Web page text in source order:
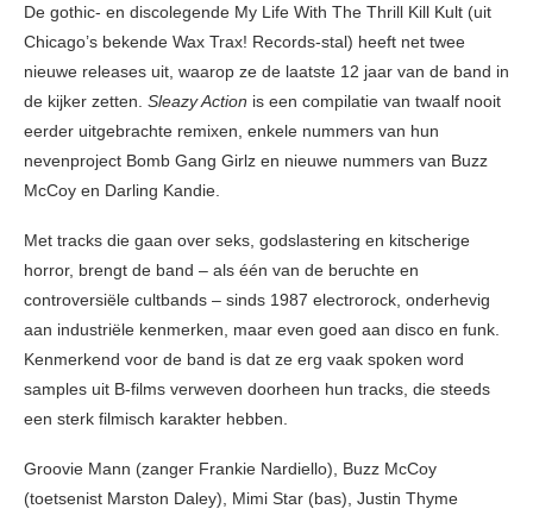
De gothic- en discolegende My Life With The Thrill Kill Kult (uit
Chicago’s bekende Wax Trax! Records-stal) heeft net twee
nieuwe releases uit, waarop ze de laatste 12 jaar van de band in
de kijker zetten. Sleazy Action is een compilatie van twaalf nooit
eerder uitgebrachte remixen, enkele nummers van hun
nevenproject Bomb Gang Girlz en nieuwe nummers van Buzz
McCoy en Darling Kandie.
Met tracks die gaan over seks, godslastering en kitscherige
horror, brengt de band – als één van de beruchte en
controversiële cultbands – sinds 1987 electrorock, onderhevig
aan industriële kenmerken, maar even goed aan disco en funk.
Kenmerkend voor de band is dat ze erg vaak spoken word
samples uit B-films verweven doorheen hun tracks, die steeds
een sterk filmisch karakter hebben.
Groovie Mann (zanger Frankie Nardiello), Buzz McCoy
(toetsenist Marston Daley), Mimi Star (bas), Justin Thyme